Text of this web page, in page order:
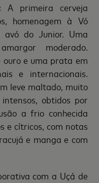
A primeira cerveja
homenagem à Vó
do Junior. Uma
moderado.
ouro e uma prata em
e internacionais.
leve maltado, muito
obtidos por
a frio conhecida
e cítricos, com notas
e manga e com
com a Uçá de